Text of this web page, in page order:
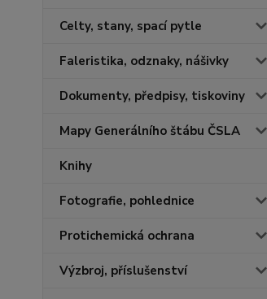
Celty, stany, spací pytle
Faleristika, odznaky, nášivky
Dokumenty, předpisy, tiskoviny
Mapy Generálního štábu ČSLA
Knihy
Fotografie, pohlednice
Protichemická ochrana
Výzbroj, příslušenství